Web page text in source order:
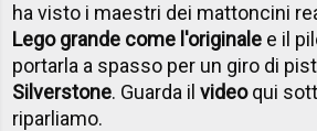
ha visto i maestri dei mattoncini
Lego grande come l'originale e il
portarla a spasso per un giro di
Silverstone. Guarda ilvideoqui
riparliamo.